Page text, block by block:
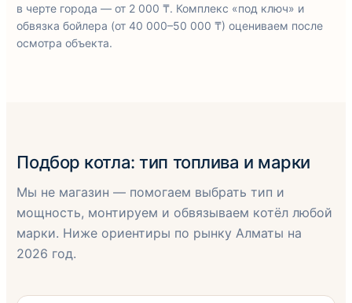
в черте города — от 2 000 ₸. Комплекс «под ключ» и
обвязка бойлера (от 40 000–50 000 ₸) оцениваем после
осмотра объекта.
Подбор котла: тип топлива и марки
Мы не магазин — помогаем выбрать тип и
мощность, монтируем и обвязываем котёл любой
марки. Ниже ориентиры по рынку Алматы на
2026 год.